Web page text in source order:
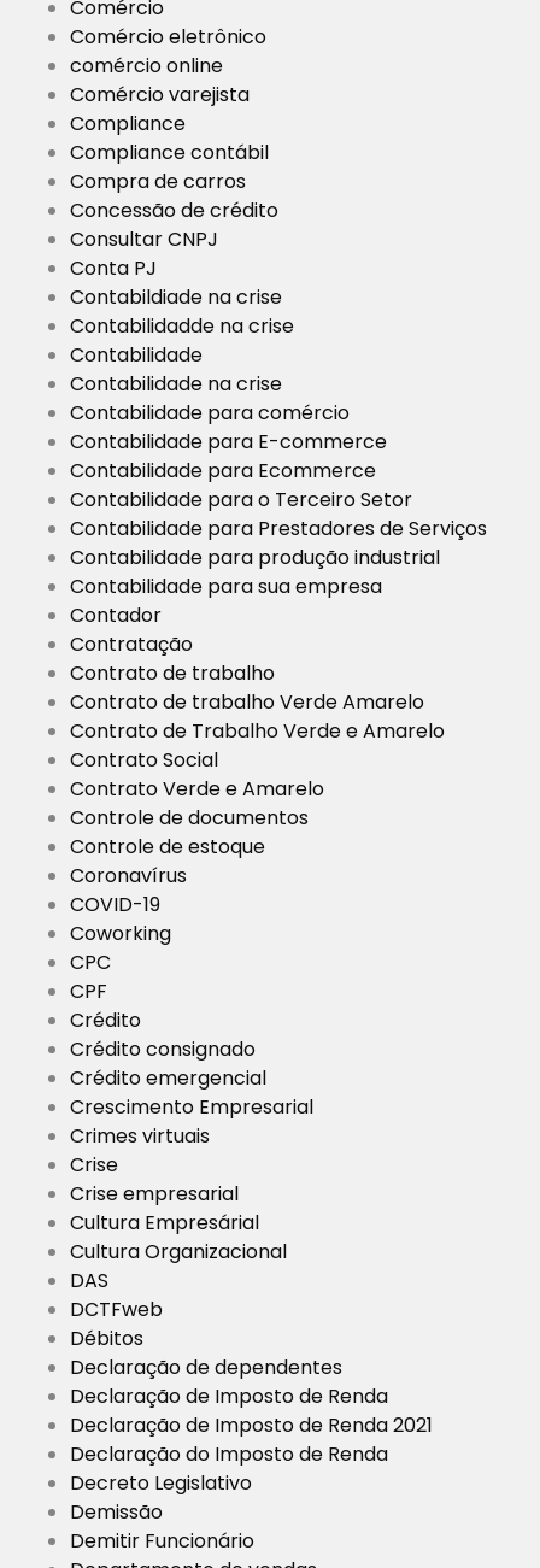
Comércio
Comércio eletrônico
comércio online
Comércio varejista
Compliance
Compliance contábil
Compra de carros
Concessão de crédito
Consultar CNPJ
Conta PJ
Contabildiade na crise
Contabilidadde na crise
Contabilidade
Contabilidade na crise
Contabilidade para comércio
Contabilidade para E-commerce
Contabilidade para Ecommerce
Contabilidade para o Terceiro Setor
Contabilidade para Prestadores de Serviços
Contabilidade para produção industrial
Contabilidade para sua empresa
Contador
Contratação
Contrato de trabalho
Contrato de trabalho Verde Amarelo
Contrato de Trabalho Verde e Amarelo
Contrato Social
Contrato Verde e Amarelo
Controle de documentos
Controle de estoque
Coronavírus
COVID-19
Coworking
CPC
CPF
Crédito
Crédito consignado
Crédito emergencial
Crescimento Empresarial
Crimes virtuais
Crise
Crise empresarial
Cultura Empresárial
Cultura Organizacional
DAS
DCTFweb
Débitos
Declaração de dependentes
Declaração de Imposto de Renda
Declaração de Imposto de Renda 2021
Declaração do Imposto de Renda
Decreto Legislativo
Demissão
Demitir Funcionário